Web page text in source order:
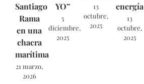
Santiago
Rama
en una
chacra
marítima
21 marzo,
2026
YO”
5
diciembre,
2025
13
octubre,
2025
energía
13
octubre,
2025